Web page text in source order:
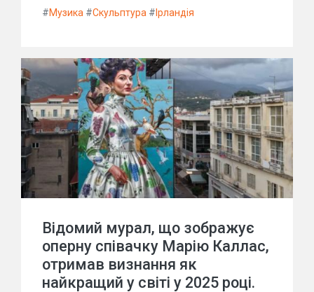
#Музика #Скульптура # Ірландія
Відомий мурал, що зображує
оперну співачку Марію Каллас,
отримав визнання як
найкращий у світі у 2025 році.